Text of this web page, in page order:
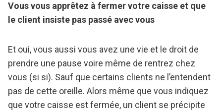
Vous vous apprêtez à fermer votre caisse et que
le client insiste pas passé avec vous
Et oui, vous aussi vous avez une vie et le droit de
prendre une pause voire même de rentrez chez
vous (si si). Sauf que certains clients ne l’entendent
pas de cette oreille. Alors même que vous indiquez
que votre caisse est fermée, un client se précipite